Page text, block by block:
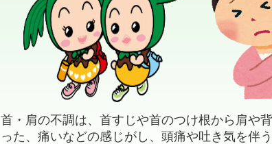
首・肩の不調は、首すじや首のつけ根から肩や
った、痛いなどの感じがし、頭痛や吐き気を伴